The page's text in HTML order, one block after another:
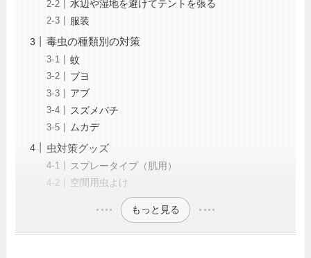
水辺や湿地を避けてテントを張る
服装
毒虫の種類別の対策
蚊
ブヨ
アブ
スズメバチ
ムカデ
虫対策グッズ
スプレータイプ（肌用）
空間用虫よけ
もっと見る